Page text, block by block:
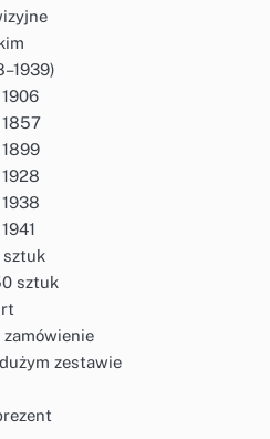
sztuk
sztuk
zestawie